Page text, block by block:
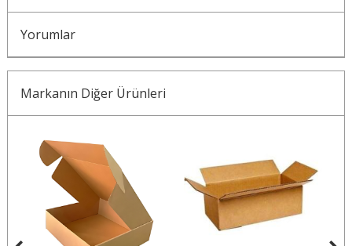
Yorumlar
Markanın Diğer Ürünleri